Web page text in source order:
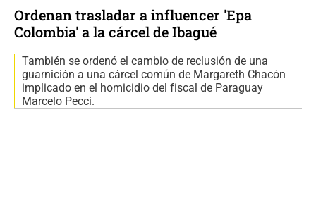
Ordenan trasladar a influencer 'Epa
Colombia' a la cárcel de Ibagué
También se ordenó el cambio de reclusión de una
guarnición a una cárcel común de Margareth Chacón
implicado en el homicidio del fiscal de Paraguay
Marcelo Pecci.